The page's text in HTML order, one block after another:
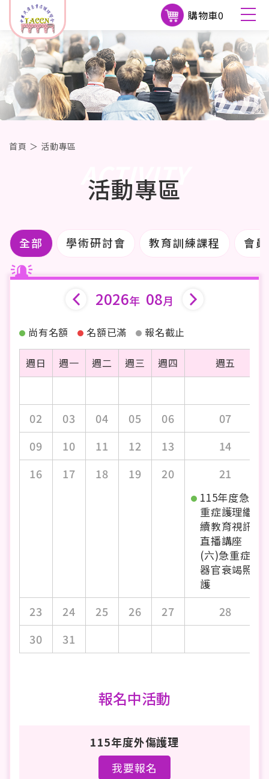
購物車0
首頁 ＞ 活動專區
活動專區
ACTIVITY
全部 學術研討會 教育訓練課程 會
2026年 08月
尚有名額 名額已滿 報名截止
週日 週一 週二 週三 週四 週五
02 03 04 05 06
07
09
10 11 12 13
14
16
17 18 19 20 21
115年度急
重症護理繼
續教育視訊
直播講座
(六)急重症
器官衰竭照
護
23 24 25 26 27
28
30
31
報名中活動
115年度外傷護理
我要報名